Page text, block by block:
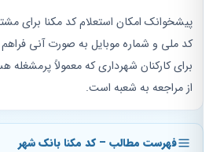
پیشخوانک امکان استعلام کد مکنا برای
کد ملی و شماره موبایل به صورت آنی فراهم
برای کارکنان شهرداری که معمولاً پرمشغله
از مراجعه به شعبه است.
فهرست مطالب – کد مکنا بانک شهر